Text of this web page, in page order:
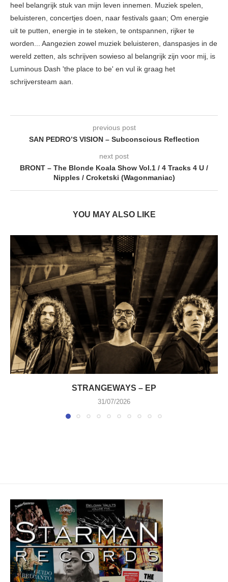
heel belangrijk stuk van mijn leven innemen. Muziek spelen,
beluisteren, concertjes doen, naar festivals gaan; Om energie
uit te putten, energie in te steken, te ontspannen, rijker te
worden... Aangezien zowel muziek beluisteren, danspasjes in de
wereld zetten, als schrijven sowieso al belangrijk zijn voor mij, is
Luminous Dash 'the place to be' en vul ik graag het
schrijversteam aan.
previous post
SAN PEDRO’S VISION – Subconscious Reflection
next post
BRONT – The Blonde Koala Show Vol.1 / 4 Tracks 4 U /
Nipples / Croketski (Wagonmaniac)
YOU MAY ALSO LIKE
STRANGEWAYS – EP
31/07/2026